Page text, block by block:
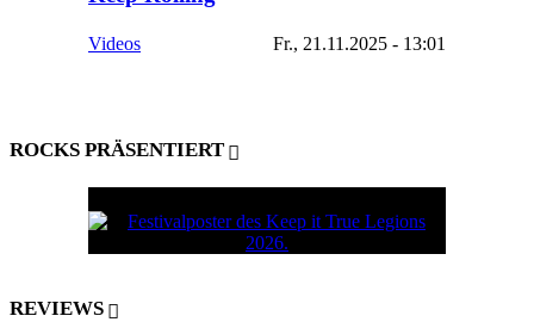
Videos Fr., 21.11.2025 - 13:01
ROCKS PRÄSENTIERT
REVIEWS